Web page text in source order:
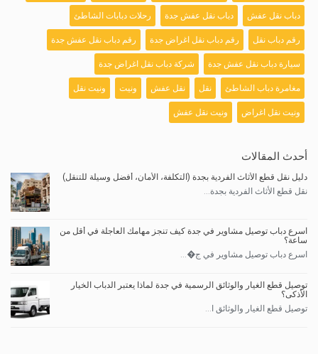
دباب نقل عفش دباب نقل عفش جدة رحلات دبابات الشاطئ
رقم دباب نقل رقم دباب نقل اغراض جدة رقم دباب نقل عفش جدة
سيارة دباب نقل عفش جدة شركة دباب نقل اغراض جدة
مغامرة دباب الشاطئ نقل نقل عفش ونيت ونيت نقل
ونيت نقل اغراض ونيت نقل عفش
أحدث المقالات
دليل نقل قطع الأثاث الفردية بجدة (التكلفة، الأمان، أفضل وسيلة للتنقل)
نقل قطع الأثاث الفردية بجدة...
اسرع دباب توصيل مشاوير في جدة كيف تنجز مهامك العاجلة في أقل من
ساعة؟
اسرع دباب توصيل مشاوير في ج�...
توصيل قطع الغيار والوثائق الرسمية في جدة لماذا يعتبر الدباب الخيار
الأذكى؟
توصيل قطع الغيار والوثائق ا...